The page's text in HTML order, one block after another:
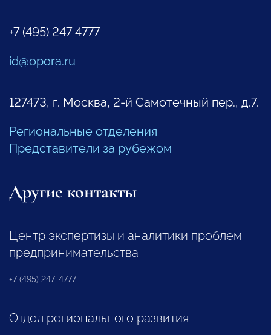
+7 (495) 247 4777
id@opora.ru
127473, г. Москва, 2-й Самотечный пер., д.7.
Региональные отделения
Представители за рубежом
Другие контакты
Центр экспертизы и аналитики проблем
предпринимательства
+7 (495) 247-4777
Отдел регионального развития